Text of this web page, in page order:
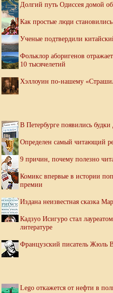
Долгий путь Одиссея домой
Как простые люди
Ученые подтвердили
Фольклор аборигенов
10 тысячелетий
Хэллоуин по-нашему
В Петербурге появились
Определен самый читающий
9 причин, почему полезно
Комикс впервые в истории
премии
Издана неизвестная сказка
Кадзуо Исигуро стал
литературе
Французский писатель Жюль
Lego откажется от нефти в